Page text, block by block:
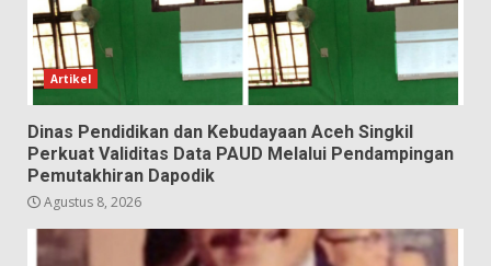
Artikel
Dinas Pendidikan dan Kebudayaan Aceh Singkil
Perkuat Validitas Data PAUD Melalui Pendampingan
Pemutakhiran Dapodik
Agustus 8, 2026